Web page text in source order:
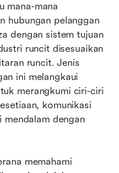
mana-mana
hubungan pelanggan
dengan sistem tujuan
runcit disesuaikan
runcit. Jenis
ini melangkaui
merangkumi ciri-ciri
komunikasi
mendalam dengan
memahami